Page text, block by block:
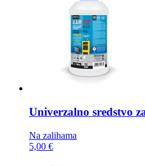
Univerzalno sredstvo
Na zalihama
5,00 €